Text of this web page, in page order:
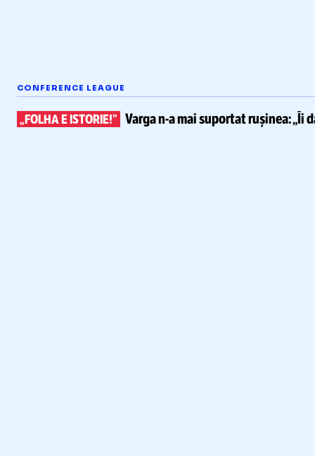
CONFERENCE LEAGUE
„FOLHA E ISTORIE!” Vargan-amai suportat rușinea:„Îi